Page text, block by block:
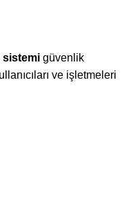
sistemi güvenlik
ve işletmeleri